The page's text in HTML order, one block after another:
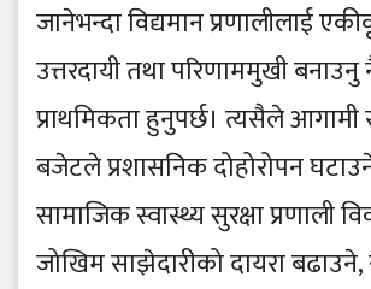
जानेभन्दा विद्यमान प्रणालीलाई
उत्तरदायी तथा परिणाममुखी बनाउनु
प्राथमिकता हुनुपर्छ। त्यसैले आगामी
बजेटले प्रशासनिक दोहोरोपन
सामाजिक स्वास्थ्य सुरक्षा प्रणाली
जोखिम साझेदारीको दायरा